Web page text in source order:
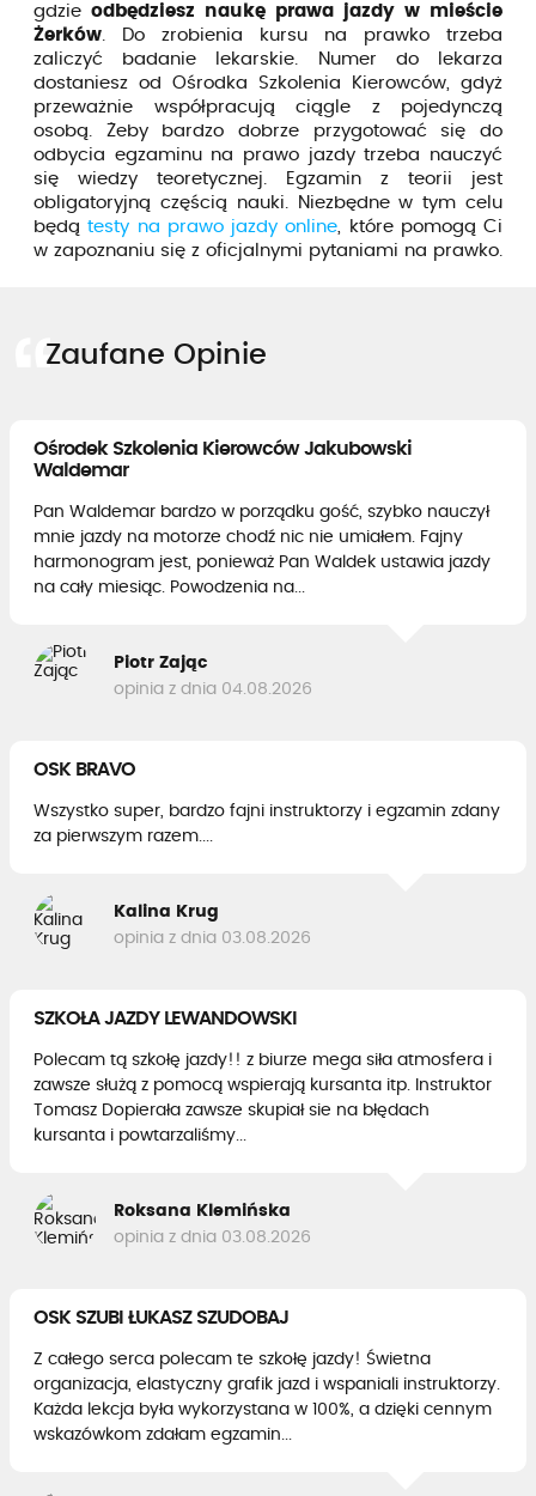
gdzie odbędziesz naukę prawa jazdy w mieście
Żerków . Do zrobienia kursu na prawko trzeba
zaliczyć badanie lekarskie. Numer do lekarza
dostaniesz od Ośrodka Szkolenia Kierowców, gdyż
przeważnie współpracują ciągle z pojedynczą
osobą. Żeby bardzo dobrze przygotować się do
odbycia egzaminu na prawo jazdy trzeba nauczyć
się wiedzy teoretycznej. Egzamin z teorii jest
obligatoryjną częścią nauki. Niezbędne w tym celu
będątesty na prawo jazdy online , które pomogą Ci
w zapoznaniu się z oficjalnymi pytaniami na prawko.
Zaufane Opinie
Ośrodek Szkolenia Kierowców Jakubowski
Waldemar
Pan Waldemar bardzo w porządku gość, szybko nauczył
mnie jazdy na motorze chodź nic nie umiałem. Fajny
harmonogram jest, ponieważ Pan Waldek ustawia jazdy
na cały miesiąc. Powodzenia na...
Piotr Zając
opinia z dnia 04.08.2026
OSK BRAVO
Wszystko super, bardzo fajni instruktorzy i egzamin zdany
za pierwszym razem....
Kalina Krug
opinia z dnia 03.08.2026
SZKOŁA JAZDY LEWANDOWSKI
Polecam tą szkołę jazdy!! z biurze mega siła atmosfera i
zawsze służą z pomocą wspierają kursanta itp. Instruktor
Tomasz Dopierała zawsze skupiał sie na błędach
kursanta i powtarzaliśmy...
Roksana Klemińska
opinia z dnia 03.08.2026
OSK SZUBI ŁUKASZ SZUDOBAJ
Z całego serca polecam te szkołę jazdy! Świetna
organizacja, elastyczny grafik jazd i wspaniali instruktorzy.
Każda lekcja była wykorzystana w 100%, a dzięki cennym
wskazówkom zdałam egzamin...